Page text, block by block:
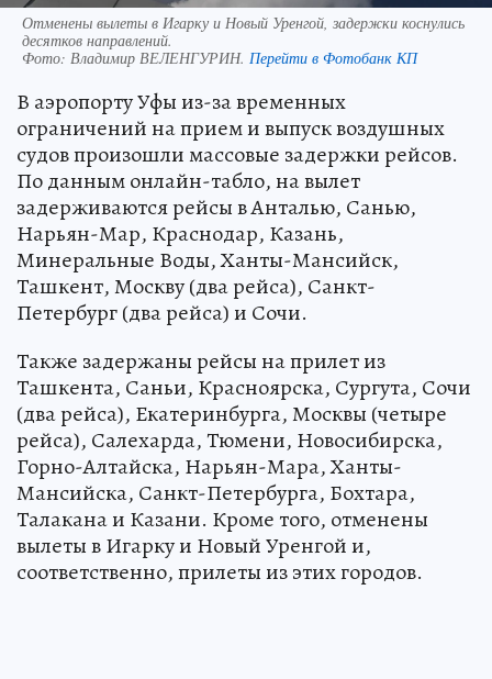
Отменены вылеты в Игарку и Новый Уренгой, задержки коснулись
десятков направлений.
Фото: Владимир ВЕЛЕНГУРИН. Перейти в Фотобанк КП
В аэропорту Уфы из-за временных
ограничений на прием и выпуск воздушных
судов произошли массовые задержки рейсов.
По данным онлайн-табло, на вылет
задерживаются рейсы в Анталью, Санью,
Нарьян-Мар, Краснодар, Казань,
Минеральные Воды, Ханты-Мансийск,
Ташкент, Москву (два рейса), Санкт-
Петербург (два рейса) и Сочи.
Также задержаны рейсы на прилет из
Ташкента, Саньи, Красноярска, Сургута, Сочи
(два рейса), Екатеринбурга, Москвы (четыре
рейса), Салехарда, Тюмени, Новосибирска,
Горно-Алтайска, Нарьян-Мара, Ханты-
Мансийска, Санкт-Петербурга, Бохтара,
Талакана и Казани. Кроме того, отменены
вылеты в Игарку и Новый Уренгой и,
соответственно, прилеты из этих городов.